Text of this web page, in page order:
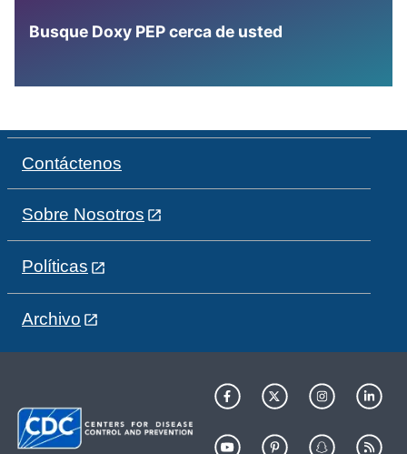
Busque Doxy PEP cerca de usted
Contáctenos
Sobre Nosotros
Políticas
Archivo